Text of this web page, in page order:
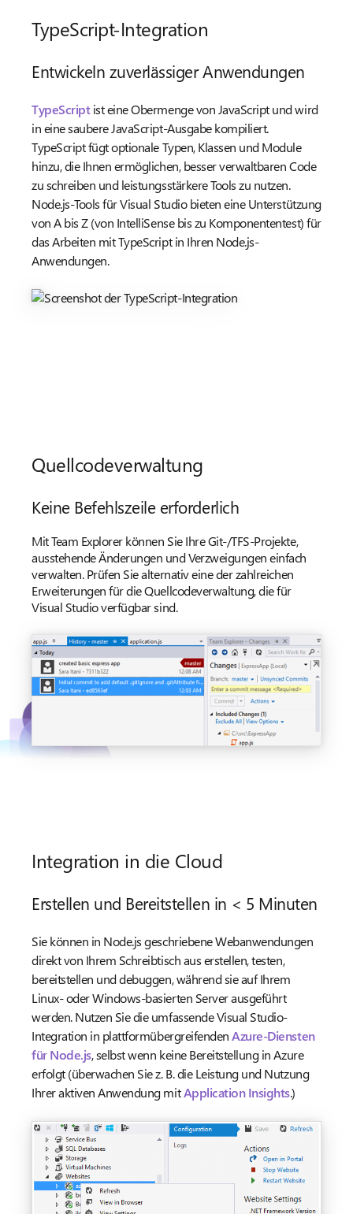
TypeScript-Integration
Entwickeln zuverlässiger Anwendungen
TypeScriptist eine Obermenge von JavaScript und wird
in eine saubere JavaScript-Ausgabe kompiliert.
TypeScript fügt optionale Typen, Klassen und Module
hinzu, die Ihnen ermöglichen, besser verwaltbaren Code
zu schreiben und leistungsstärkere Tools zu nutzen.
Node.js-Tools für Visual Studio bieten eine Unterstützung
von A bis Z (von IntelliSense bis zu Komponententest) für
das Arbeiten mit TypeScript in Ihren Node.js-
Anwendungen.
Quellcodeverwaltung
Keine Befehlszeile erforderlich
Mit Team Explorer können Sie Ihre Git-/TFS-Projekte,
ausstehende Änderungen und Verzweigungen einfach
verwalten. Prüfen Sie alternativ eine der zahlreichen
Erweiterungen für die Quellcodeverwaltung, die für
Visual Studio verfügbar sind.
Integration in die Cloud
Erstellen und Bereitstellen in < 5 Minuten
Sie können in Node.js geschriebene Webanwendungen
direkt von Ihrem Schreibtisch aus erstellen, testen,
bereitstellen und debuggen, während sie auf Ihrem
Linux- oder Windows-basierten Server ausgeführt
werden. Nutzen Sie die umfassende Visual Studio-
Integration in plattformübergreifendenAzure-Diensten
für Node.js, selbst wenn keine Bereitstellung in Azure
erfolgt (überwachen Sie z. B. die Leistung und Nutzung
Ihrer aktiven Anwendung mitApplication Insights.)